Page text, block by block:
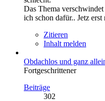
Das Thema
ich schon dafür.. Jetz erst
Zitieren
Inhalt melden
Obdachlos und ganz
Fortgeschrittener
Beiträge
302